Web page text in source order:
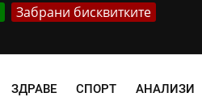
Забрани бисквитките
ЗДРАВЕ СПОРТ АНАЛИЗИ